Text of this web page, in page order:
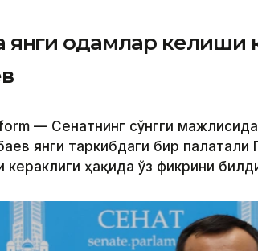
янги одамлар
— Сенатнинг сўнгги
янги таркибдаги бир палатали
кераклиги ҳақида ўз фикрини